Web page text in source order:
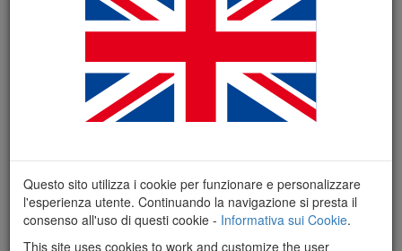
Email
Sesso
Questo sito utilizza i cookie per funzionare e personalizzare
l'esperienza utente. Continuando la navigazione si presta il
consenso all'uso di questi cookie - Informativa sui Cookie.
This site uses cookies to work and customize the user